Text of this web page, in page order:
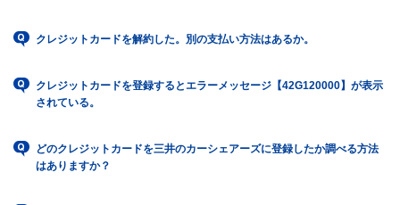
クレジットカードを解約した。別の支払い方法はあるか。
クレジットカードを登録するとエラーメッセージ【42G120000】が表示
されている。
どのクレジットカードを三井のカーシェアーズに登録したか調べる方法
はありますか？